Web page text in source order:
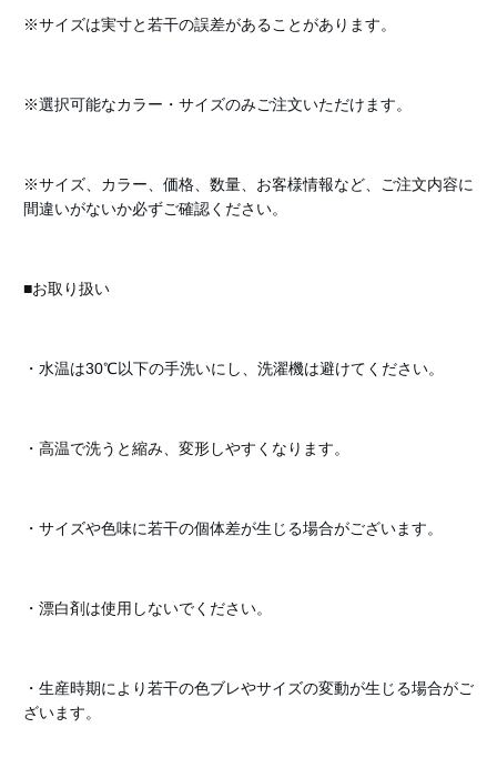
※サイズは実寸と若干の誤差があることがあります。
※選択可能なカラー・サイズのみご注文いただけます。
※サイズ、カラー、価格、数量、お客様情報など、ご注文内容に
間違いがないか必ずご確認ください。
■お取り扱い
・水温は30℃以下の手洗いにし、洗濯機は避けてください。
・高温で洗うと縮み、変形しやすくなります。
・サイズや色味に若干の個体差が生じる場合がございます。
・漂白剤は使用しないでください。
・生産時期により若干の色ブレやサイズの変動が生じる場合がご
ざいます。